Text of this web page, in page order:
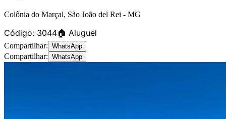
Colônia do Marçal, São João del Rei - MG
Código: 3044🏠 Aluguel
Compartilhar: WhatsApp
Compartilhar: WhatsApp